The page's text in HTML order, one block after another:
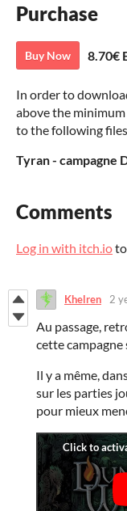
Purchase
Buy Now 8.70€
In order to
above the minimum
to the following
Tyran - campagne
Comments
Log in with itch.io
Khelren 2
Au passage,
cette campagne
Il y a même,
sur les parties
pour mieux